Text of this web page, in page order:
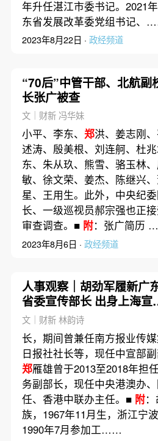
年升任湛江市委书记。2021年
东省发展改革委党组书记、
2023年8月22日 · 政经频道
“70后”中管干部、北航副
长张广被查
文｜财新 冯华妹
小平、李东、 郑洪、姜志刚
述涛、殷美根、刘连舸、杜
东、朱从玖、熊雪、骆玉林
敏、徐文荣、姜杰、陈继兴
星、王用生。此外，中央纪
长、一级巡视员郝宗强也正
审查调查。■ 附：张广简历
2023年8月6日 · 政经频道
人事观察｜胡劲军履新广
省委宣传部长 出身上海宣
系统
文｜财新 林韵诗
长，期间曾兼任南方报业传
日报社社长等，现任中宣部
郑雁雄曾于2013至2018年担
务副部长，现任中央港澳办
任、香港中联办主任。■ 附：
族，1967年11月生，浙江宁
1990年7月参加工……